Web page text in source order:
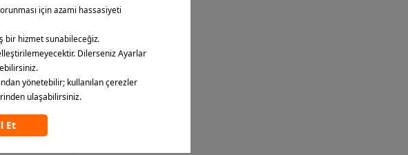
günlük
hemen